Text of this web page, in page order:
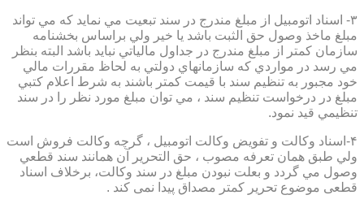
۳- اسناد اتومبيل از مبلغ مندرج در سند تبعيت مي نمايد كه مي تواند
مبلغ ماخذ وصول حق الثبت باشد يا خير ولي براساس بخشنامه
سازمان كمتر از مبلغ مندرج در جداول مالياتي نبايد باشد البته بنظر
مي رسد در مواردي كه سازمانهاي دولتي به لحاظ مقررات مالي
خود مجبور به تنظيم سند با قيمت كمتر باشند به شرط اعلام كتبي
مبلغ در درخواست تنظيم سند ، مي توان مبلغ مورد نظر را در سند
تنظيمي قيد نمود.
۴-اسناد وكالت و تفويض وكالت اتومبيل ، گرچه وكالت فروش است
ولي طبق همان تعرفه مصوب ، حق التحرير آن همانند سند قطعي
وصول مي گردد و بعلت نبودن مبلغ در سند وكالت، برخلاف اسناد
قطعی موضوع تحریر کمتر مصداق پیدا نمی کند .